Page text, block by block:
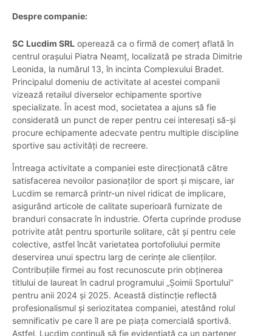
Despre companie:
SC Lucdim SRL operează ca o firmă de comerț aflată în
centrul orașului Piatra Neamț, localizată pe strada Dimitrie
Leonida, la numărul 13, în incinta Complexului Bradet.
Principalul domeniu de activitate al acestei companii
vizează retailul diverselor echipamente sportive
specializate. În acest mod, societatea a ajuns să fie
considerată un punct de reper pentru cei interesați să-și
procure echipamente adecvate pentru multiple discipline
sportive sau activități de recreere.
Întreaga activitate a companiei este direcționată către
satisfacerea nevoilor pasionaților de sport și mișcare, iar
Lucdim se remarcă printr-un nivel ridicat de implicare,
asigurând articole de calitate superioară furnizate de
branduri consacrate în industrie. Oferta cuprinde produse
potrivite atât pentru sporturile solitare, cât și pentru cele
colective, astfel încât varietatea portofoliului permite
deservirea unui spectru larg de cerințe ale clienților.
Contribuțiile firmei au fost recunoscute prin obținerea
titlului de laureat în cadrul programului „Șoimii Sportului”
pentru anii 2024 și 2025. Această distincție reflectă
profesionalismul și seriozitatea companiei, atestând rolul
semnificativ pe care îl are pe piața comercială sportivă.
Astfel, Lucdim continuă să fie evidențiată ca un partener